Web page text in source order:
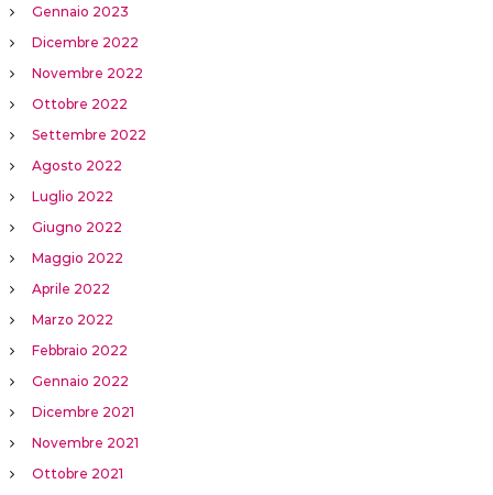
Gennaio 2023
Dicembre 2022
Novembre 2022
Ottobre 2022
Settembre 2022
Agosto 2022
Luglio 2022
Giugno 2022
Maggio 2022
Aprile 2022
Marzo 2022
Febbraio 2022
Gennaio 2022
Dicembre 2021
Novembre 2021
Ottobre 2021